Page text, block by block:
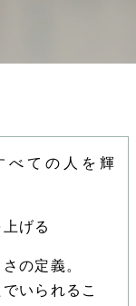
べての人を 輝
げる
の定義。
いられるこ